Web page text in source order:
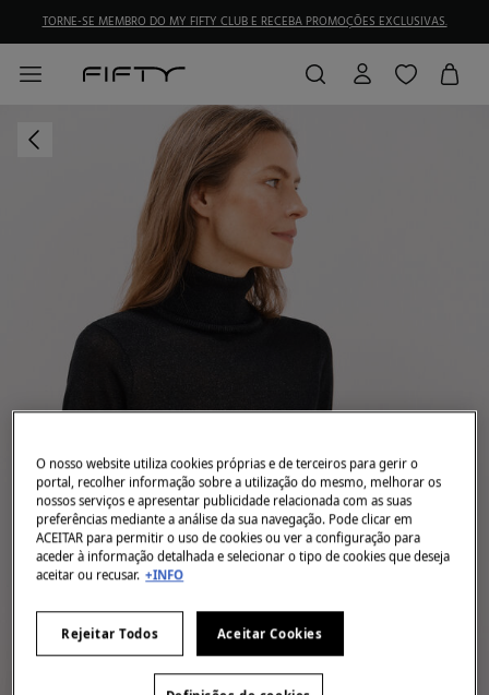
TORNE-SE MEMBRO DO MY FIFTY CLUB E RECEBA PROMOÇÕES EXCLUSIVAS.
O nosso website utiliza cookies próprias e de terceiros para gerir o
portal, recolher informação sobre a utilização do mesmo, melhorar os
nossos serviços e apresentar publicidade relacionada com as suas
preferências mediante a análise da sua navegação. Pode clicar em
ACEITAR para permitir o uso de cookies ou ver a configuração para
aceder à informação detalhada e selecionar o tipo de cookies que deseja
aceitar ou recusar. +INFO
Rejeitar Todos Aceitar Cookies